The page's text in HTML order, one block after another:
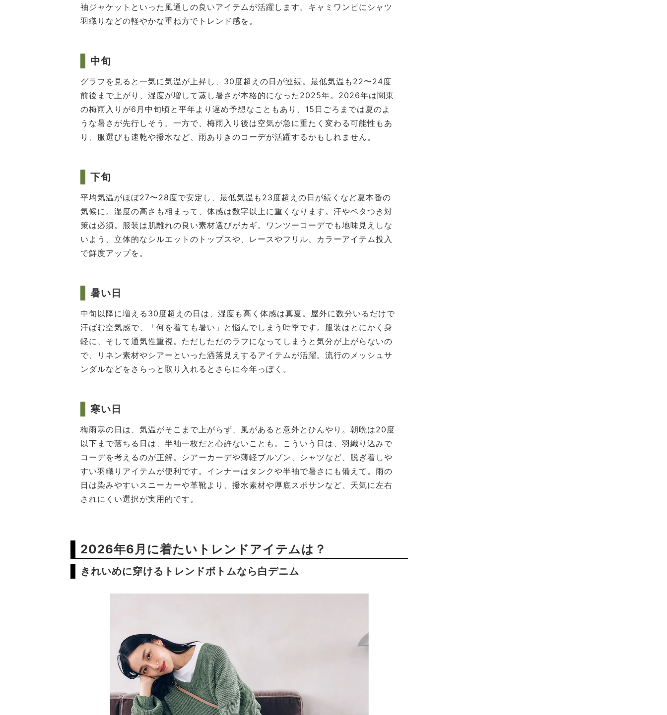
袖ジャケットといった風通しの良いアイテムが活躍します。キャミワンピにシャツ
羽織りなどの軽やかな重ね方でトレンド感を。
中旬
グラフを見ると一気に気温が上昇し、30度超えの日が連続。最低気温も22〜24度
前後まで上がり、湿度が増して蒸し暑さが本格的になった2025年。2026年は関東
の梅雨入りが6月中旬頃と平年より遅め予想なこともあり、15日ごろまでは夏のよ
うな暑さが先行しそう。一方で、梅雨入り後は空気が急に重たく変わる可能性もあ
り、服選びも速乾や撥水など、雨ありきのコーデが活躍するかもしれません。
下旬
平均気温がほぼ27〜28度で安定し、最低気温も23度超えの日が続くなど夏本番の
気候に。湿度の高さも相まって、体感は数字以上に重くなります。汗やベタつき対
策は必須。服装は肌離れの良い素材選びがカギ。ワンツーコーデでも地味見えしな
いよう、立体的なシルエットのトップスや、レースやフリル、カラーアイテム投入
で鮮度アップを。
暑い日
中旬以降に増える30度超えの日は、湿度も高く体感は真夏。屋外に数分いるだけで
汗ばむ空気感で、「何を着ても暑い」と悩んでしまう時季です。服装はとにかく身
軽に、そして通気性重視。ただしただのラフになってしまうと気分が上がらないの
で、リネン素材やシアーといった洒落見えするアイテムが活躍。流行のメッシュサ
ンダルなどをさらっと取り入れるとさらに今年っぽく。
寒い日
梅雨寒の日は、気温がそこまで上がらず、風があると意外とひんやり。朝晩は20度
以下まで落ちる日は、半袖一枚だと心許ないことも。こういう日は、羽織り込みで
コーデを考えるのが正解。シアーカーデや薄軽ブルゾン、シャツなど、脱ぎ着しや
すい羽織りアイテムが便利です。インナーはタンクや半袖で暑さにも備えて。雨の
日は染みやすいスニーカーや革靴より、撥水素材や厚底スポサンなど、天気に左右
されにくい選択が実用的です。
2026年6月に着たいトレンドアイテムは？
きれいめに穿けるトレンドボトムなら白デニム